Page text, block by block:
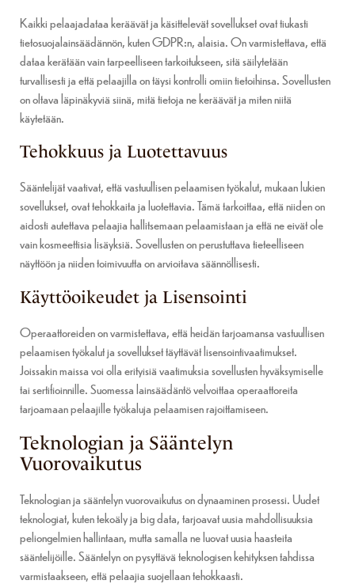
Kaikki pelaajadataa keräävät ja käsittelevät sovellukset ovat tiukasti
tietosuojalainsäädännön, kuten GDPR:n, alaisia. On varmistettava, että
dataa kerätään vain tarpeelliseen tarkoitukseen, sitä säilytetään
turvallisesti ja että pelaajilla on täysi kontrolli omiin tietoihinsa. Sovellusten
on oltava läpinäkyviä siinä, mitä tietoja ne keräävät ja miten niitä
käytetään.
Tehokkuus ja Luotettavuus
Sääntelijät vaativat, että vastuullisen pelaamisen työkalut, mukaan lukien
sovellukset, ovat tehokkaita ja luotettavia. Tämä tarkoittaa, että niiden on
aidosti autettava pelaajia hallitsemaan pelaamistaan ja että ne eivät ole
vain kosmeettisia lisäyksiä. Sovellusten on perustuttava tieteelliseen
näyttöön ja niiden toimivuutta on arvioitava säännöllisesti.
Käyttöoikeudet ja Lisensointi
Operaattoreiden on varmistettava, että heidän tarjoamansa vastuullisen
pelaamisen työkalut ja sovellukset täyttävät lisensointivaatimukset.
Joissakin maissa voi olla erityisiä vaatimuksia sovellusten hyväksymiselle
tai sertifioinnille. Suomessa lainsäädäntö velvoittaa operaattoreita
tarjoamaan pelaajille työkaluja pelaamisen rajoittamiseen.
Teknologian ja Sääntelyn
Vuorovaikutus
Teknologian ja sääntelyn vuorovaikutus on dynaaminen prosessi. Uudet
teknologiat, kuten tekoäly ja big data, tarjoavat uusia mahdollisuuksia
peliongelmien hallintaan, mutta samalla ne luovat uusia haasteita
sääntelijöille. Sääntelyn on pysyttävä teknologisen kehityksen tahdissa
varmistaakseen, että pelaajia suojellaan tehokkaasti.